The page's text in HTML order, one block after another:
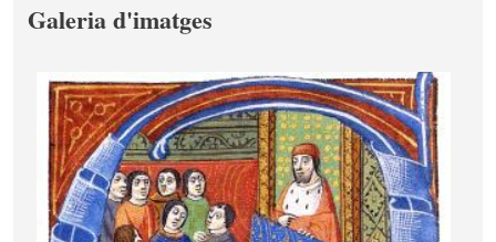
Galeria d'imatges
Image